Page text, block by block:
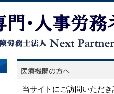
当サイトにご訪問いただ